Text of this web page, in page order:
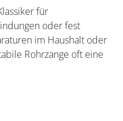
für
oder fest
im Haushalt oder
Rohrzange oft eine